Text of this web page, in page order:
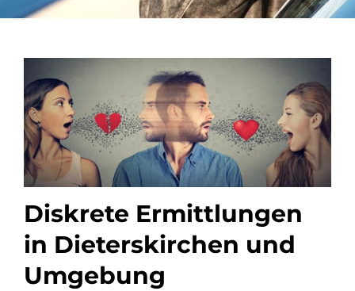
Diskrete Ermittlungen
in Dieterskirchen und
Umgebung